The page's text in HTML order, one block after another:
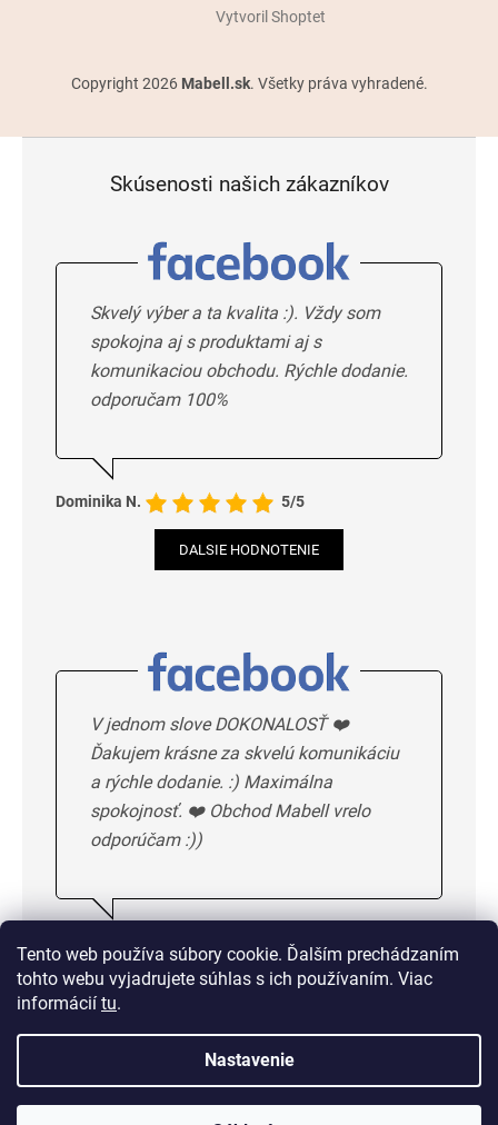
Tento web používa súbory cookie. Ďalším prechádzaním
tohto webu vyjadrujete súhlas s ich používaním. Viac
informácií tu.
Nastavenie
Vytvoril Shoptet
Copyright 2026 Mabell.sk. Všetky práva vyhradené.
Skúsenosti našich zákazníkov
Skvelý výber a ta kvalita :). Vždy som
spokojna aj s produktami aj s
komunikaciou obchodu. Rýchle dodanie.
odporučam 100%
Dominika N. 5/5
DALSIE HODNOTENIE
V jednom slove DOKONALOSŤ ❤️
Ďakujem krásne za skvelú komunikáciu
a rýchle dodanie. :) Maximálna
spokojnosť. ❤️ Obchod Mabell vrelo
odporúčam :))
DALSIE HODNOTENIE